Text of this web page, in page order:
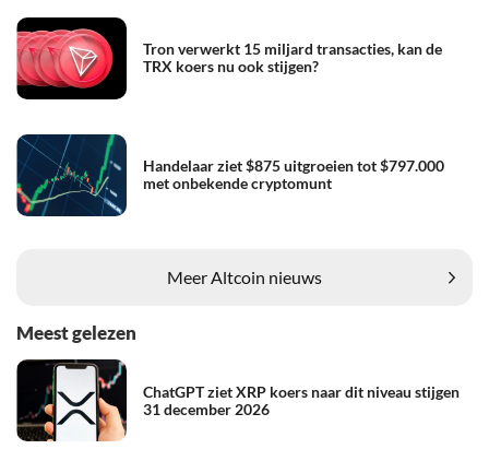
Tron verwerkt 15 miljard transacties, kan de
TRX koers nu ook stijgen?
Handelaar ziet $875 uitgroeien tot $797.000
met onbekende cryptomunt
Meer Altcoin nieuws
Meest gelezen
ChatGPT ziet XRP koers naar dit niveau stijgen
31 december 2026